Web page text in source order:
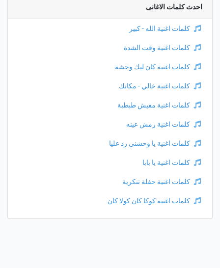
احدث كلمات الاغانى
كلمات اغنية الله - كبير
كلمات اغنية وقت الشدة
كلمات اغنية كان ليك وحشة
كلمات اغنية خالي - مكانك
كلمات اغنية مفيش طبطبة
كلمات اغنية رمش عينه
كلمات اغنية يا وحشني رد عليا
كلمات اغنية يا بابا
كلمات اغنية حفلة تنكرية
كلمات اغنية كوكا كان كولا كان